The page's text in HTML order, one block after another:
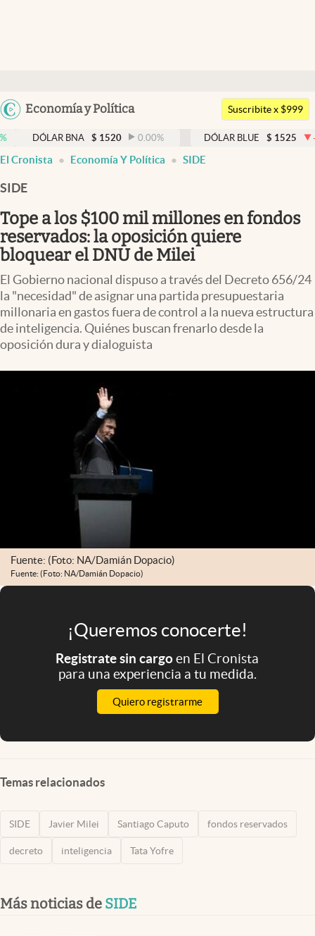
Argentina
Uruguay
Economía y Política
Members
Economía y Política
Finanzas y Mercados
Negocios
Columnistas
Apertura
Infotechnology
Clase
Eventos Corporativos
abre en nueva pestaña
Argentina
Suscribite x $999
BNA $ 1520 0.00% DÓLAR BLUE $ 1525 -0.33 %
El Cronista Economía Y Política SIDE
SIDE
Tope a los $100 mil millones en fondos
reservados: la oposición quiere
bloquear el DNU de Milei
El Gobierno nacional dispuso a través del Decreto 656/24
la "necesidad" de asignar una partida presupuestaria
millonaria en gastos fuera de control a la nueva estructura
de inteligencia. Quiénes buscan frenarlo desde la
oposición dura y dialoguista
Fuente: (Foto: NA/Damián Dopacio)
Fuente: (Foto: NA/Damián Dopacio)
¡Queremos conocerte!
Registrate sin cargoen El Cronista
para una experiencia a tu medida.
Quiero registrarme
Temas relacionados
SIDE Javier Milei Santiago Caputo fondos reservados
decreto inteligencia Tata Yofre
Más noticias de SIDE